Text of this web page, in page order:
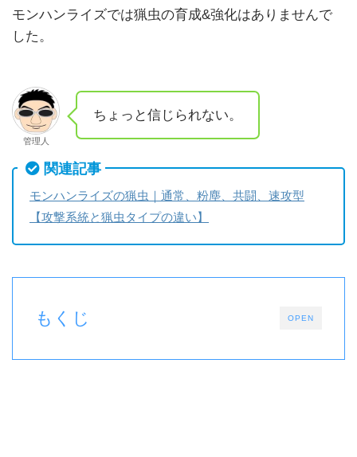
モンハンライズでは猟虫の育成&強化はありませんで
した。
管理人
ちょっと信じられない。
関連記事
モンハンライズの猟虫｜通常、粉塵、共闘、速攻型
【攻撃系統と猟虫タイプの違い】
OPEN
もくじ